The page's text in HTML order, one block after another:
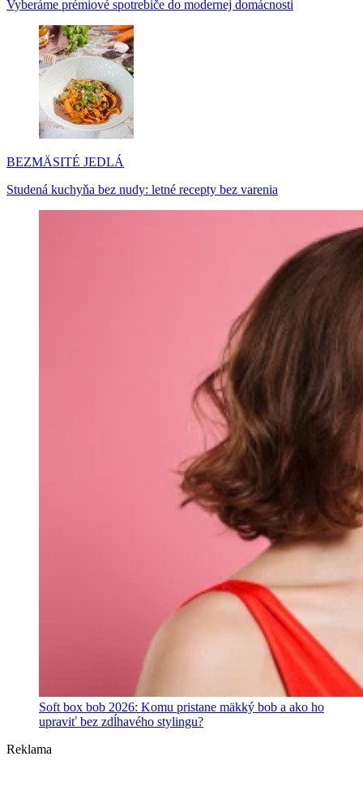
Vyberáme prémiové spotrebiče do modernej domácnosti
BEZMÄSITÉ JEDLÁ
Studená kuchyňa bez nudy: letné recepty bez varenia
Soft box bob 2026: Komu pristane mäkký bob a ako ho
upraviť bez zdĺhavého stylingu?
Reklama